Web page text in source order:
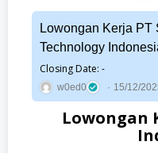
Lowongan Kerja PT
Technology
Closing Date: -
w0ed0 15/12/
Lowongan